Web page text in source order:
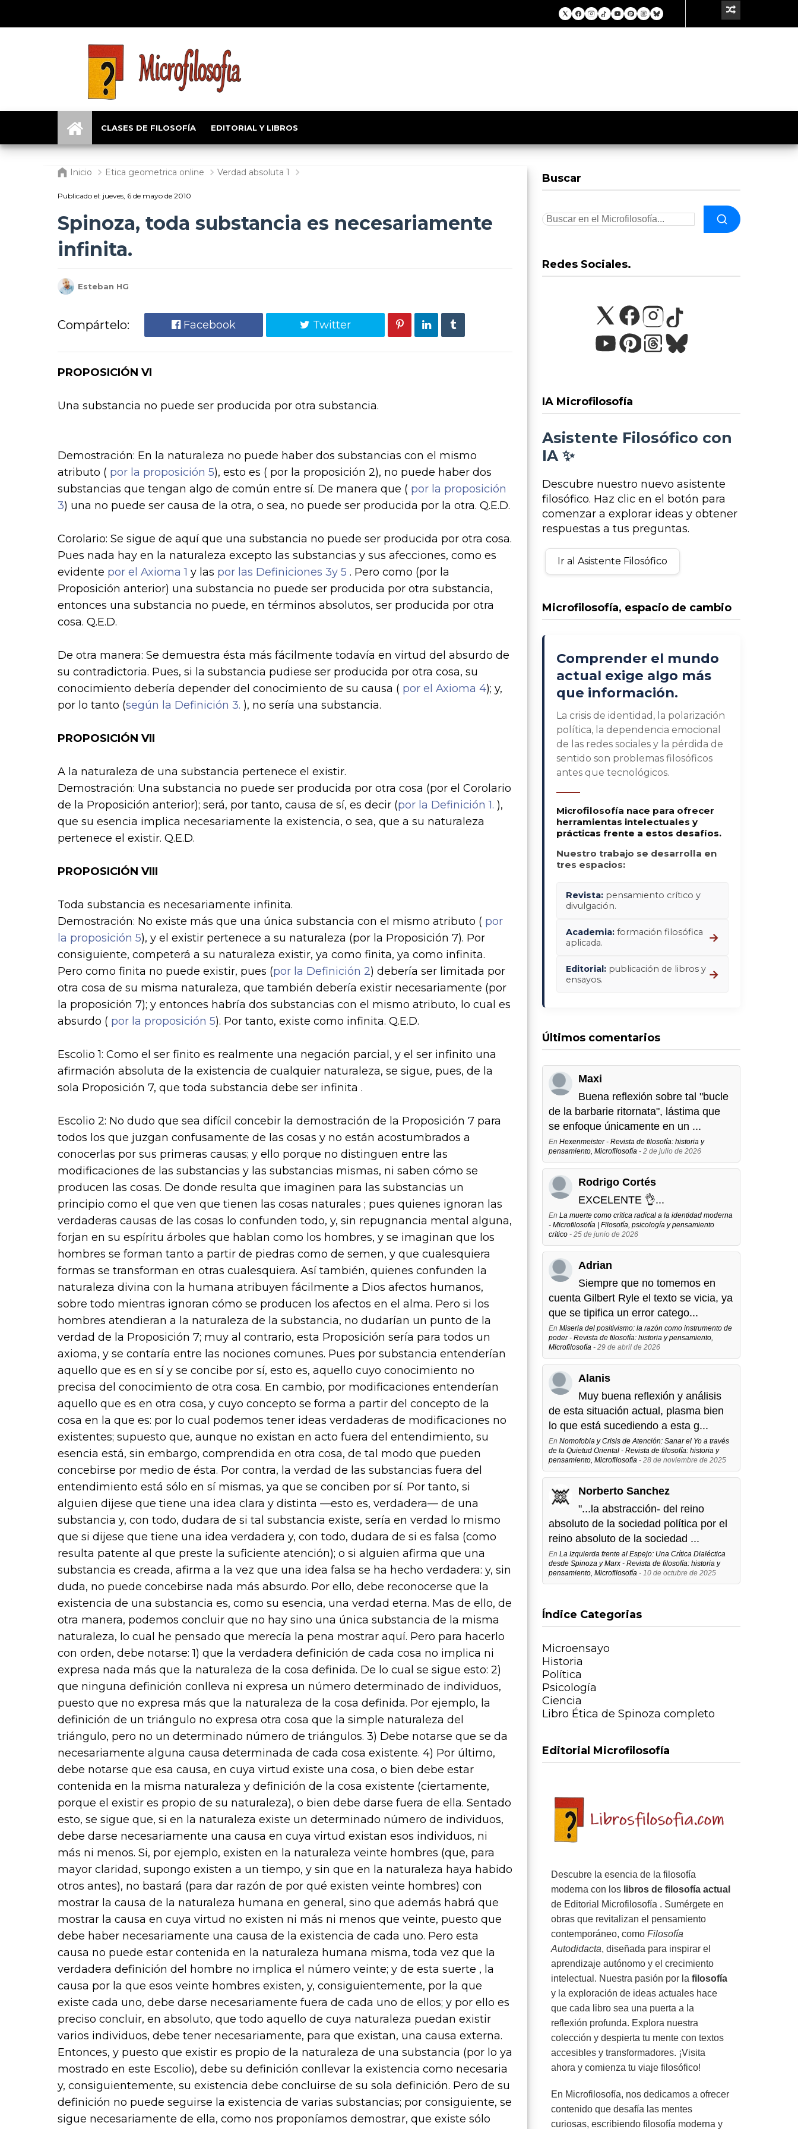
CLASES DE FILOSOFÍA EDITORIAL Y LIBROS
Inicio Etica geometrica online Verdad absoluta 1
Publicado el: jueves, 6 de mayo de 2010
Spinoza, toda substancia es necesariamente
infinita.
Esteban HG
Compártelo: Facebook Twitter
PROPOSICIÓN VI
Una substancia no puede ser producida por otra substancia.
Demostración: En la naturaleza no puede haber dos substancias con el mismo
atributo ( por la proposición 5), esto es ( por la proposición 2), no puede haber dos
substancias que tengan algo de común entre sí. De manera que ( por la proposición
3) una no puede ser causa de la otra, o sea, no puede ser producida por la otra. Q.E.D.
Corolario: Se sigue de aquí que una substancia no puede ser producida por otra cosa.
Pues nada hay en la naturaleza excepto las substancias y sus afecciones, como es
evidente por el Axioma 1 y las por las Definiciones 3y 5 . Pero como (por la
Proposición anterior) una substancia no puede ser producida por otra substancia,
entonces una substancia no puede, en términos absolutos, ser producida por otra
cosa. Q.E.D.
De otra manera: Se demuestra ésta más fácilmente todavía en virtud del absurdo de
su contradictoria. Pues, si la substancia pudiese ser producida por otra cosa, su
conocimiento debería depender del conocimiento de su causa ( por el Axioma 4); y,
por lo tanto (según la Definición 3. ), no sería una substancia.
PROPOSICIÓN VII
A la naturaleza de una substancia pertenece el existir.
Demostración: Una substancia no puede ser producida por otra cosa (por el Corolario
de la Proposición anterior); será, por tanto, causa de sí, es decir (por la Definición 1. ),
que su esencia implica necesariamente la existencia, o sea, que a su naturaleza
pertenece el existir. Q.E.D.
PROPOSICIÓN VIII
Toda substancia es necesariamente infinita.
Demostración: No existe más que una única substancia con el mismo atributo ( por
la proposición 5), y el existir pertenece a su naturaleza (por la Proposición 7). Por
consiguiente, competerá a su naturaleza existir, ya como finita, ya como infinita.
Pero como finita no puede existir, pues (por la Definición 2) debería ser limitada por
otra cosa de su misma naturaleza, que también debería existir necesariamente (por
la proposición 7); y entonces habría dos substancias con el mismo atributo, lo cual es
absurdo ( por la proposición 5). Por tanto, existe como infinita. Q.E.D.
Escolio 1: Como el ser finito es realmente una negación parcial, y el ser infinito una
afirmación absoluta de la existencia de cualquier naturaleza, se sigue, pues, de la
sola Proposición 7, que toda substancia debe ser infinita .
Escolio 2: No dudo que sea difícil concebir la demostración de la Proposición 7 para
todos los que juzgan confusamente de las cosas y no están acostumbrados a
conocerlas por sus primeras causas; y ello porque no distinguen entre las
modificaciones de las substancias y las substancias mismas, ni saben cómo se
producen las cosas. De donde resulta que imaginen para las substancias un
principio como el que ven que tienen las cosas naturales ; pues quienes ignoran las
verdaderas causas de las cosas lo confunden todo, y, sin repugnancia mental alguna,
forjan en su espíritu árboles que hablan como los hombres, y se imaginan que los
hombres se forman tanto a partir de piedras como de semen, y que cualesquiera
formas se transforman en otras cualesquiera. Así también, quienes confunden la
naturaleza divina con la humana atribuyen fácilmente a Dios afectos humanos,
sobre todo mientras ignoran cómo se producen los afectos en el alma. Pero si los
hombres atendieran a la naturaleza de la substancia, no dudarían un punto de la
verdad de la Proposición 7; muy al contrario, esta Proposición sería para todos un
axioma, y se contaría entre las nociones comunes. Pues por substancia entenderían
aquello que es en sí y se concibe por sí, esto es, aquello cuyo conocimiento no
precisa del conocimiento de otra cosa. En cambio, por modificaciones entenderían
aquello que es en otra cosa, y cuyo concepto se forma a partir del concepto de la
cosa en la que es: por lo cual podemos tener ideas verdaderas de modificaciones no
existentes; supuesto que, aunque no existan en acto fuera del entendimiento, su
esencia está, sin embargo, comprendida en otra cosa, de tal modo que pueden
concebirse por medio de ésta. Por contra, la verdad de las substancias fuera del
entendimiento está sólo en sí mismas, ya que se conciben por sí. Por tanto, si
alguien dijese que tiene una idea clara y distinta —esto es, verdadera— de una
substancia y, con todo, dudara de si tal substancia existe, sería en verdad lo mismo
que si dijese que tiene una idea verdadera y, con todo, dudara de si es falsa (como
resulta patente al que preste la suficiente atención); o si alguien afirma que una
substancia es creada, afirma a la vez que una idea falsa se ha hecho verdadera: y, sin
duda, no puede concebirse nada más absurdo. Por ello, debe reconocerse que la
existencia de una substancia es, como su esencia, una verdad eterna. Mas de ello, de
otra manera, podemos concluir que no hay sino una única substancia de la misma
naturaleza, lo cual he pensado que merecía la pena mostrar aquí. Pero para hacerlo
con orden, debe notarse: 1) que la verdadera definición de cada cosa no implica ni
expresa nada más que la naturaleza de la cosa definida. De lo cual se sigue esto: 2)
que ninguna definición conlleva ni expresa un número determinado de individuos,
puesto que no expresa más que la naturaleza de la cosa definida. Por ejemplo, la
definición de un triángulo no expresa otra cosa que la simple naturaleza del
triángulo, pero no un determinado número de triángulos. 3) Debe notarse que se da
necesariamente alguna causa determinada de cada cosa existente. 4) Por último,
debe notarse que esa causa, en cuya virtud existe una cosa, o bien debe estar
contenida en la misma naturaleza y definición de la cosa existente (ciertamente,
porque el existir es propio de su naturaleza), o bien debe darse fuera de ella. Sentado
esto, se sigue que, si en la naturaleza existe un determinado número de individuos,
debe darse necesariamente una causa en cuya virtud existan esos individuos, ni
más ni menos. Si, por ejemplo, existen en la naturaleza veinte hombres (que, para
mayor claridad, supongo existen a un tiempo, y sin que en la naturaleza haya habido
otros antes), no bastará (para dar razón de por qué existen veinte hombres) con
mostrar la causa de la naturaleza humana en general, sino que además habrá que
mostrar la causa en cuya virtud no existen ni más ni menos que veinte, puesto que
debe haber necesariamente una causa de la existencia de cada uno. Pero esta
causa no puede estar contenida en la naturaleza humana misma, toda vez que la
verdadera definición del hombre no implica el número veinte; y de esta suerte , la
causa por la que esos veinte hombres existen, y, consiguientemente, por la que
existe cada uno, debe darse necesariamente fuera de cada uno de ellos; y por ello es
preciso concluir, en absoluto, que todo aquello de cuya naturaleza puedan existir
varios individuos, debe tener necesariamente, para que existan, una causa externa.
Entonces, y puesto que existir es propio de la naturaleza de una substancia (por lo ya
mostrado en este Escolio), debe su definición conllevar la existencia como necesaria
y, consiguientemente, su existencia debe concluirse de su sola definición. Pero de su
definición no puede seguirse la existencia de varias substancias; por consiguiente, se
sigue necesariamente de ella, como nos proponíamos demostrar, que existe sólo
Buscar
Redes Sociales.
IA Microfilosofía
Asistente Filosófico con
IA ✨
Descubre nuestro nuevo asistente
filosófico. Haz clic en el botón para
comenzar a explorar ideas y obtener
respuestas a tus preguntas.
Ir al Asistente Filosófico
Microfilosofía, espacio de cambio
Comprender el mundo
actual exige algo más
que información.
La crisis de identidad, la polarización
política, la dependencia emocional
de las redes sociales y la pérdida de
sentido son problemas filosóficos
antes que tecnológicos.
Microfilosofía nace para ofrecer
herramientas intelectuales y
prácticas frente a estos desafíos.
Nuestro trabajo se desarrolla en
tres espacios:
Revista: pensamiento crítico y
divulgación.
Academia: formación filosófica
aplicada.
→
Editorial: publicación de libros y
ensayos.
→
Últimos comentarios
Maxi
Buena reflexión sobre tal "bucle
de la barbarie ritornata", lástima que
se enfoque únicamente en un ...
En Hexenmeister - Revista de filosofía: historia y
pensamiento, Microfilosofía - 2 de julio de 2026
Rodrigo Cortés
EXCELENTE 👌...
En La muerte como crítica radical a la identidad moderna
- Microfilosofía | Filosofía, psicología y pensamiento
crítico - 25 de junio de 2026
Adrian
Siempre que no tomemos en
cuenta Gilbert Ryle el texto se vicia, ya
que se tipifica un error catego...
En Miseria del positivismo: la razón como instrumento de
poder - Revista de filosofía: historia y pensamiento,
Microfilosofía - 29 de abril de 2026
Alanis
Muy buena reflexión y análisis
de esta situación actual, plasma bien
lo que está sucediendo a esta g...
En Nomofobia y Crisis de Atención: Sanar el Yo a través
de la Quietud Oriental - Revista de filosofía: historia y
pensamiento, Microfilosofía - 28 de noviembre de 2025
Norberto Sanchez
"...la abstracción- del reino
absoluto de la sociedad política por el
reino absoluto de la sociedad ...
En La Izquierda frente al Espejo: Una Crítica Dialéctica
desde Spinoza y Marx - Revista de filosofía: historia y
pensamiento, Microfilosofía - 10 de octubre de 2025
Índice Categorias
Microensayo
Historia
Política
Psicología
Ciencia
Libro Ética de Spinoza completo
Editorial Microfilosofía
Descubre la esencia de la filosofía
moderna con los libros de filosofía actual
de Editorial Microfilosofía . Sumérgete en
obras que revitalizan el pensamiento
contemporáneo, como Filosofía
Autodidacta, diseñada para inspirar el
aprendizaje autónomo y el crecimiento
intelectual. Nuestra pasión por la filosofía
y la exploración de ideas actuales hace
que cada libro sea una puerta a la
reflexión profunda. Explora nuestra
colección y despierta tu mente con textos
accesibles y transformadores. ¡Visita
ahora y comienza tu viaje filosófico!
En Microfilosofía, nos dedicamos a ofrecer
contenido que desafía las mentes
curiosas, escribiendo filosofía moderna y